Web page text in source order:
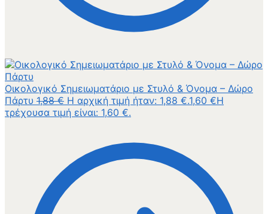
Οικολογικό Σημειωματάριο με Στυλό & Όνομα – Δώρο
Πάρτυ 1,88€ Η αρχική τιμή ήταν: 1,88 €.1,60 €Η
τρέχουσα τιμή είναι: 1,60 €.